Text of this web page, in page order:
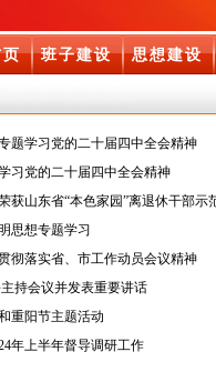
页 班子建设 思想建设
题学习党的二十届四中全会精神
习党的二十届四中全会精神
获山东省“本色家园”离退休干部示
思想专题学习
彻落实省、市工作动员会议精神
持会议并发表重要讲话
重阳节主题活动
年上半年督导调研工作